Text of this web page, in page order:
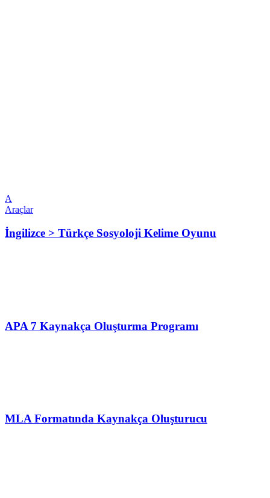
A
Araçlar
İngilizce > Türkçe Sosyoloji Kelime Oyunu
APA 7 Kaynakça Oluşturma Programı
MLA Formatında Kaynakça Oluşturucu